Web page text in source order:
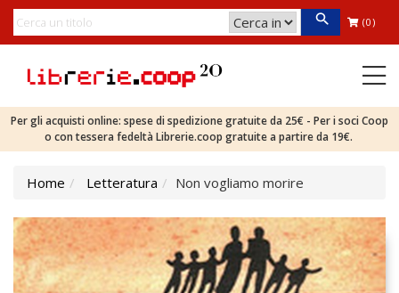
(0)
Per gli acquisti online: spese di spedizione gratuite da 25€ - Per i soci Coop
o con tessera fedeltà Librerie.coop gratuite a partire da 19€.
Home Letteratura Non vogliamo morire